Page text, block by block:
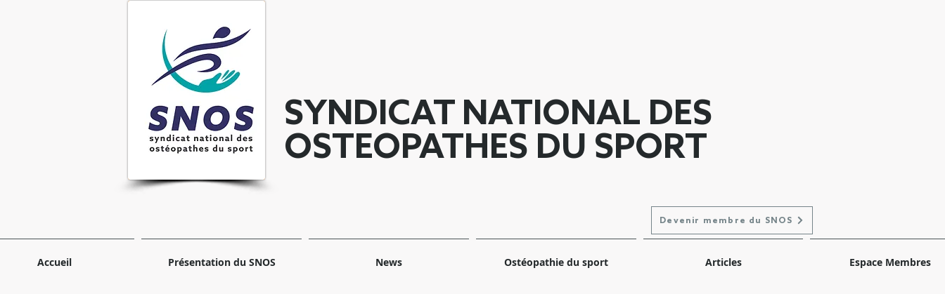
SYNDICAT NATIONAL DES
OSTEOPATHES DU SPORT
Devenir membre du SNOS
Accueil Présentation du SNOS News Ostéopathie du sport Articles Espace Membres